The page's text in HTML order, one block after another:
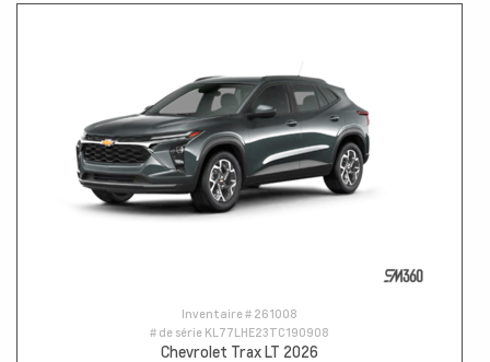
Inventaire # 261008
# de série KL77LHE23TC190908
Chevrolet Trax LT 2026